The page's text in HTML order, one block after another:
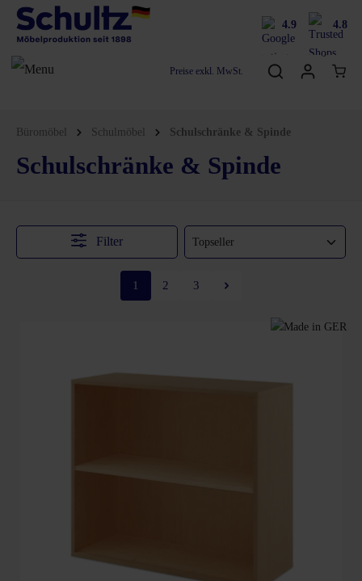
4.9 4.8
Preise exkl. MwSt.
Büromöbel Schulmöbel Schulschränke & Spinde
Schulschränke & Spinde
Filter
1 2 3